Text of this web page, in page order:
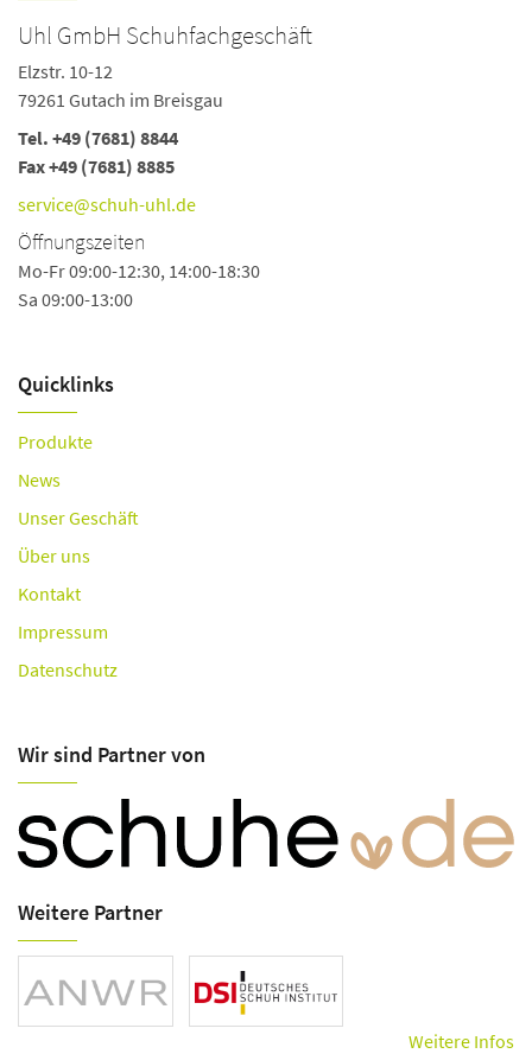
Uhl GmbH Schuhfachgeschäft
Elzstr. 10-12
79261 Gutach im Breisgau
Tel. +49 (7681) 8844
Fax +49 (7681) 8885
service@schuh-uhl.de
Öffnungszeiten
Mo-Fr 09:00-12:30, 14:00-18:30
Sa 09:00-13:00
Quicklinks
Produkte
News
Unser Geschäft
Über uns
Kontakt
Impressum
Datenschutz
Wir sind Partner von
Weitere Partner
Weitere Infos